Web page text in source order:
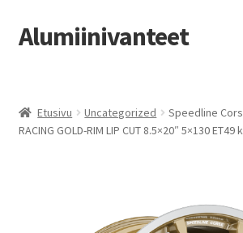
Siirry
navigointiin
Siirry
sisältöön
Alumiinivanteet
Kauppa
Etusivu Uncategorized
Speedline
RACING GOLD-RIM LIP CUT 8.5×20″ 5×130